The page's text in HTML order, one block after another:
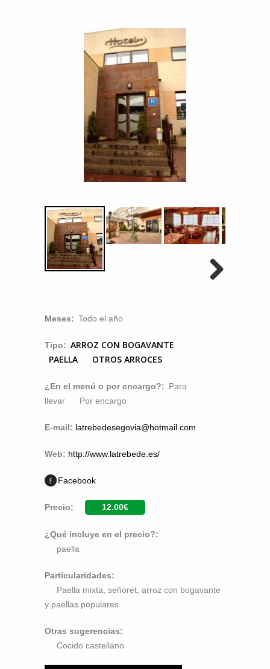
Meses: Todo el año
Tipo: ARROZ CON BOGAVANTE
PAELLA
OTROS ARROCES
¿En el menú o por encargo?: Para
llevar
Por encargo
E-mail: latrebedesegovia@hotmail.com
Web: http://www.latrebede.es/
Facebook
Precio: 12.00€
¿Qué incluye en el precio?:
paella
Particularidades:
Paella mixta, señoret, arroz con bogavante
y paellas populares
Otras sugerencias:
Cocido castellano